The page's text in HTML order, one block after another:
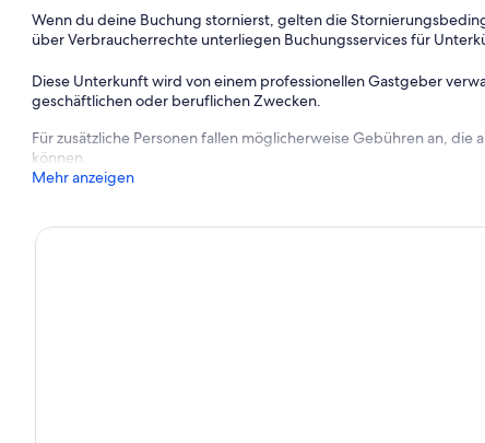
Wenn du deine Buchung stornierst, gelten die
über Verbraucherrechte unterliegen Buchungsservices für
Diese Unterkunft wird von einem professionellen Gastgeber
geschäftlichen oder beruflichen Zwecken.
Für zusätzliche Personen fallen möglicherweise Gebühren an,
können.
Mehr anzeigen